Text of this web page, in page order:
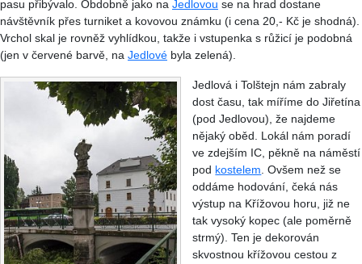
pasu přibývalo. Obdobně jako na Jedlovou se na hrad dostane
návštěvník přes turniket a kovovou známku (i cena 20,- Kč je shodná).
Vrchol skal je rovněž vyhlídkou, takže i vstupenka s růžicí je podobná
(jen v červené barvě, na Jedlové byla zelená).
Jedlová i Tolštejn nám zabraly
dost času, tak míříme do Jiřetína
(pod Jedlovou), že najdeme
nějaký oběd. Lokál nám poradí
ve zdejším IC, pěkně na náměstí
pod kostelem. Ovšem než se
oddáme hodování, čeká nás
výstup na Křížovou horu, již ne
tak vysoký kopec (ale poměrně
strmý). Ten je dekorován
skvostnou křížovou cestou z